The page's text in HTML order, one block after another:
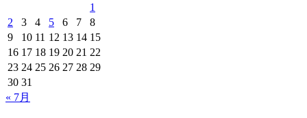
1
2
3 4 5 6 7
8
9
10 11 12 13 14 15
16 17 18 19 20 21 22
23 24 25 26 27 28 29
30 31
« 7月